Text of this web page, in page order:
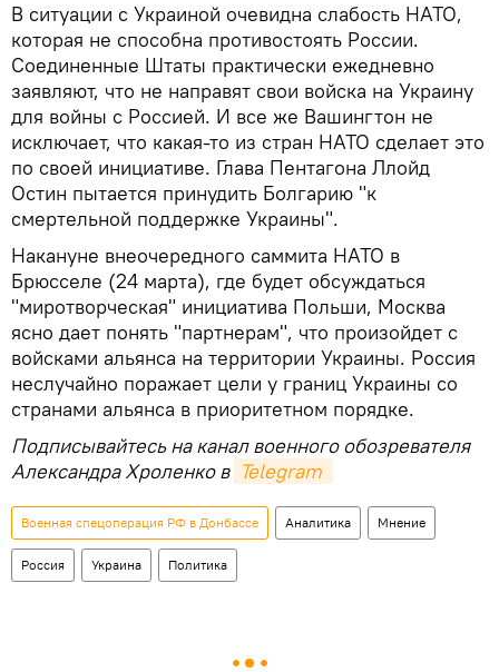
В ситуации с Украиной очевидна слабость НАТО,
которая не способна противостоять России.
Соединенные Штаты практически ежедневно
заявляют, что не направят свои войска на Украину
для войны с Россией. И все же Вашингтон не
исключает, что какая-то из стран НАТО сделает это
по своей инициативе. Глава Пентагона Ллойд
Остин пытается принудить Болгарию "к
смертельной поддержке Украины".
Накануне внеочередного саммита НАТО в
Брюсселе (24 марта), где будет обсуждаться
"миротворческая" инициатива Польши, Москва
ясно дает понять "партнерам", что произойдет с
войсками альянса на территории Украины. Россия
неслучайно поражает цели у границ Украины со
странами альянса в приоритетном порядке.
Подписывайтесь на канал военного обозревателя
Александра Хроленко в Telegram
Военная спецоперация РФ в Донбассе Аналитика Мнение
Россия Украина Политика